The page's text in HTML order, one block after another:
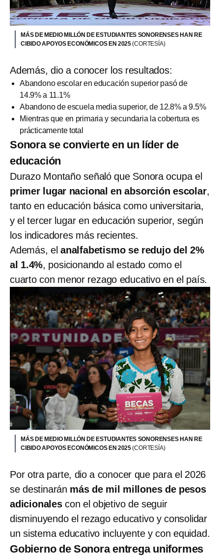
MÁS DE MEDIO MILLÓN DE ESTUDIANTES SONORENSES HAN RE
CIBIDO APOYOS ECONÓMICOS EN 2025(CORTESÍA)
Además, dio a conocer los resultados:
Abandono escolar en educación superior pasó de
14.9% a 11.1%
Abandono de escuela media superior, de 12.8% a 9.5%
Mientras que en primaria y secundaria la cobertura es
prácticamente total
Sonora se convierte en un líder de
educación
Durazo Montaño señaló que Sonora ocupa el
primer lugar nacional en absorción escolar,
tanto en educación básica como universitaria,
y el tercer lugar en educación superior, según
los indicadores más recientes.
Además, el analfabetismo se redujo del 2%
al 1.4%, posicionando al estado como el
cuarto con menor rezago educativo en el país.
MÁS DE MEDIO MILLÓN DE ESTUDIANTES SONORENSES HAN RE
CIBIDO APOYOS ECONÓMICOS EN 2025(CORTESÍA)
Por otra parte, dio a conocer que para el 2026
se destinarán más de mil millones de pesos
adicionalescon el objetivo de seguir
disminuyendo el rezago educativo y consolidar
un sistema educativo incluyente y con equidad.
Gobierno de Sonora entrega uniformes